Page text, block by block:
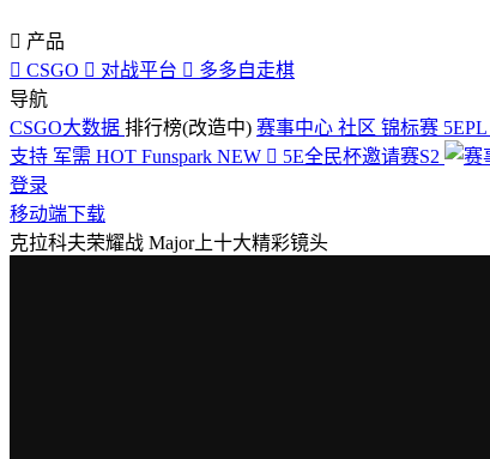
 产品
 CSGO  对战平台  多多自走棋
导航
CSGO大数据 排行榜(改造中) 赛事中心 社区 锦标赛 5EPL
支持 军需 HOT Funspark NEW  5E全民杯邀请赛S2
登录
移动端下载
克拉科夫荣耀战 Major上十大精彩镜头